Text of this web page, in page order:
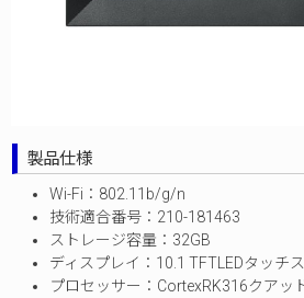
製品仕様
Wi-Fi：802.11b/g/n
技術適合番号：210-181463
ストレージ容量：32GB
ディスプレイ：10.1 TFTLEDタッチ
プロセッサー：CortexRK316クアッ